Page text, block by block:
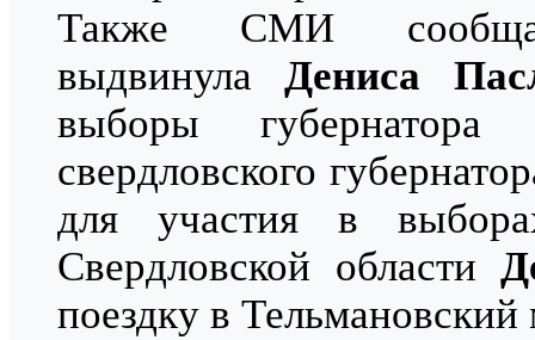
Также СМИ
выдвинулаДениса
выборы губернатора
свердловского
для участия в
Свердловской области
поездку в